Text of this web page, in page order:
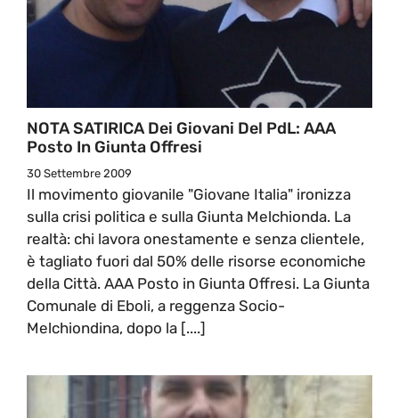
NOTA SATIRICA Dei Giovani Del PdL: AAA
Posto In Giunta Offresi
30 Settembre 2009
Il movimento giovanile "Giovane Italia" ironizza
sulla crisi politica e sulla Giunta Melchionda. La
realtà: chi lavora onestamente e senza clientele,
è tagliato fuori dal 50% delle risorse economiche
della Città. AAA Posto in Giunta Offresi. La Giunta
Comunale di Eboli, a reggenza Socio-
Melchiondina, dopo la [....]